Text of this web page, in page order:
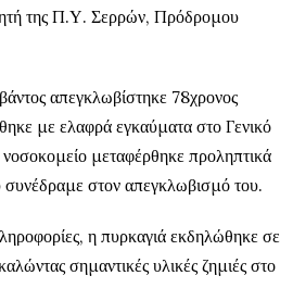
της Π.Υ. Σερρών, Πρόδρομου
απεγκλωβίστηκε 78χρονος
με ελαφρά εγκαύματα στο Γενικό
μεταφέρθηκε προληπτικά
συνέδραμε στον απεγκλωβισμό του.
η πυρκαγιά εκδηλώθηκε σε
σημαντικές υλικές ζημιές στο